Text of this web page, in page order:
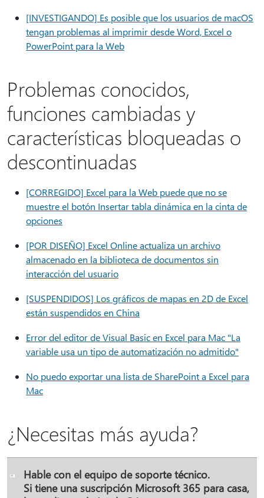
[INVESTIGANDO] Es posible que los usuarios de macOS
tengan problemas al imprimir desde Word, Excel o
PowerPoint para la Web
Problemas conocidos,
funciones cambiadas y
características bloqueadas o
descontinuadas
[CORREGIDO] Excel para la Web puede que no se
muestre el botón Insertar tabla dinámica en la cinta de
opciones
[POR DISEÑO] Excel Online actualiza un archivo
almacenado en la biblioteca de documentos sin
interacción del usuario
[SUSPENDIDOS] Los gráficos de mapas en 2D de Excel
están suspendidos en China
Error del editor de Visual Basic en Excel para Mac "La
variable usa un tipo de automatización no admitido"
No puedo exportar una lista de SharePoint a Excel para
Mac
¿Necesitas más ayuda?
Hable con el equipo de soporte técnico.
Si tiene una suscripción Microsoft 365 para casa,